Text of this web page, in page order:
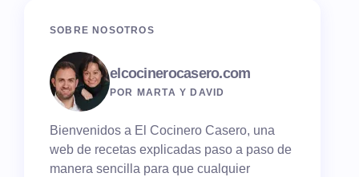
SOBRE NOSOTROS
elcocinerocasero.com
POR MARTA Y DAVID
Bienvenidos a El Cocinero Casero, una
web de recetas explicadas paso a paso de
manera sencilla para que cualquier